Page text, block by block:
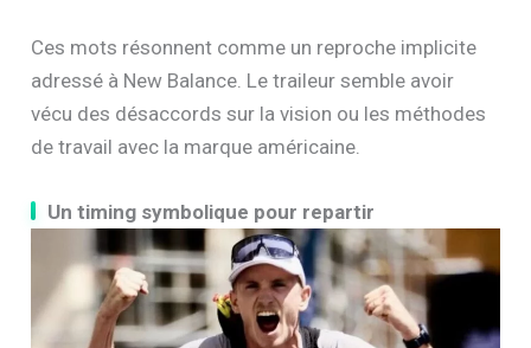
Ces mots résonnent comme un reproche implicite
adressé à New Balance. Le traileur semble avoir
vécu des désaccords sur la vision ou les méthodes
de travail avec la marque américaine.
Un timing symbolique pour repartir